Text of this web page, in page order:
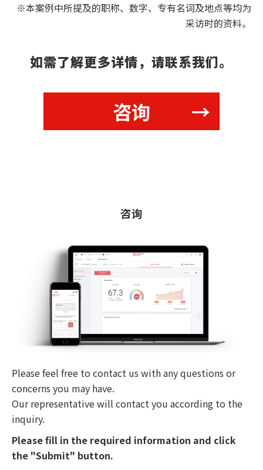
※本案例中所提及的职称、数字、专有名词及地点等均为
采访时的资料。
如需了解更多详情，请联系我们。
咨询
咨询
Please feel free to contact us with any questions or
concerns you may have.
Our representative will contact you according to the
inquiry.
Please fill in the required information and click
the "Submit" button.